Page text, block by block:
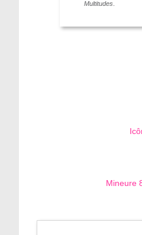
Multitudes.
Mineure